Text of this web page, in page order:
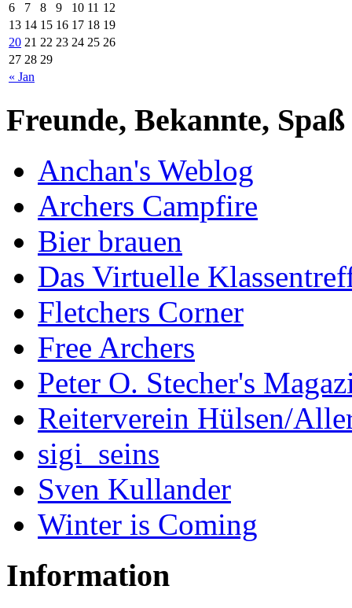
« Jan
6
7 8 9 10 11 12
13 14 15 16 17 18 19
20 21 22 23 24 25 26
27 28 29
Freunde, Bekannte, Spaß
Anchan's Weblog
Archers Campfire
Bier brauen
Das Virtuelle
Fletchers Corner
Free Archers
Peter O. Stecher's
Reiterverein Hülsen/
sigi_seins
Sven Kullander
Winter is Coming
Information